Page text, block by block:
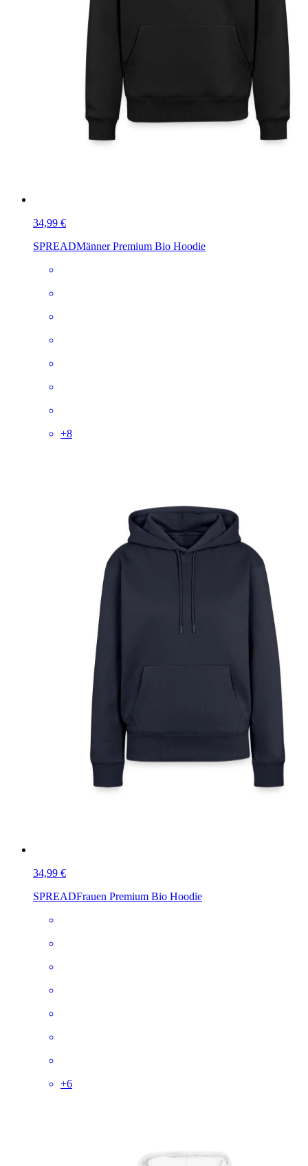
34,99 €
SPREADMänner Premium Bio Hoodie
+8
34,99 €
SPREADFrauen Premium Bio Hoodie
+6